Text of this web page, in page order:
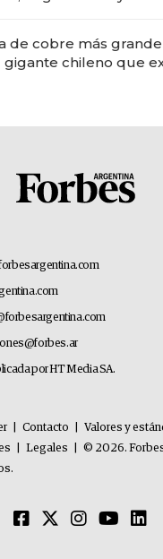
de cobre más
gigante chileno que
por HT Media SA.
Contacto Valores y
Legales
© 2026.